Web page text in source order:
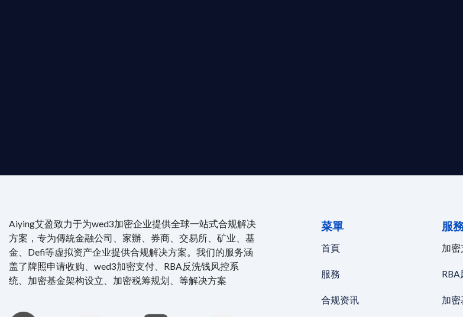
Aiying艾盈致力于为wed3加密企业提供全球一站式合规解决
方案，专为傳統金融公司、家辦、券商、交易所、矿业、基
金、Defi等虚拟资产企业提供合规解决方案。我们的服务涵
盖了牌照申请收购、wed3加密支付、RBA反洗钱风控系
统、加密基金架构设立、加密税筹规划、等解决方案
菜單
首頁
服務
合规资讯
服
加密
加密